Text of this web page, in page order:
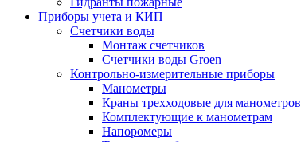
Приборы учета и КИП
Счетчики воды
Монтаж счетчиков
Счетчики воды Groen
Контрольно-измерительные приборы
Манометры
Краны трехходовые для манометров
Комплектующие к манометрам
Напоромеры